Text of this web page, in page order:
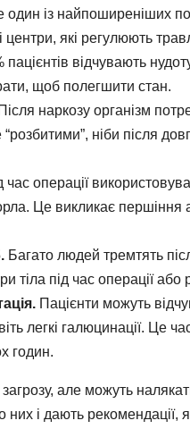
один із найпоширеніших
центри, які регулюють
пацієнтів відчувають
щоб полегшити стан.
Після наркозу організм
ніби після
час операції
Це викликає першіння
Багато людей тремтять
тіла під час операції
Пацієнти можуть
легкі галюцинації. Це
годин.
але можуть
і дають рекомендації,